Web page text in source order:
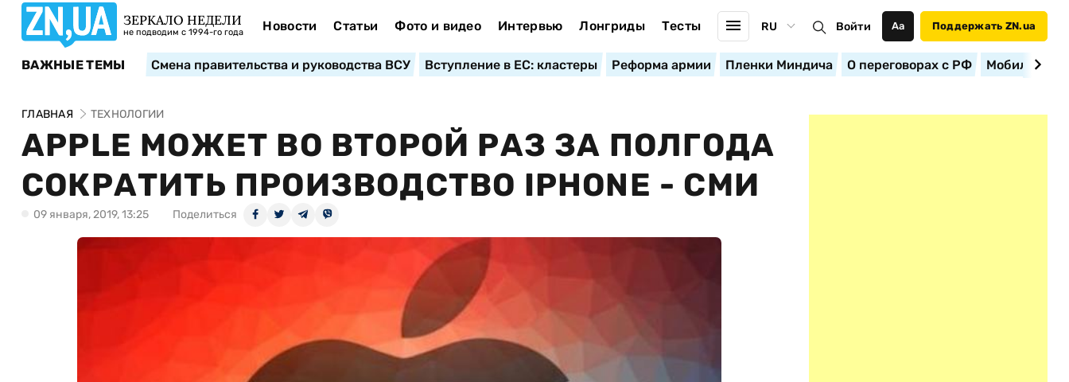
ЗЕРКАЛО НЕДЕЛИ
не подводим с 1994-го года Новости Статьи Фото и видео Интервью Лонгриды Тесты RU Войти Аа Поддержать ZN.ua
ВАЖНЫЕ ТЕМЫ Смена правительства и руководства ВСУ Вступление в ЕС: кластеры Реформа армии Пленки Миндича О переговорах с РФ
ГЛАВНАЯ ТЕХНОЛОГИИ
APPLE МОЖЕТ ВО ВТОРОЙ РАЗ ЗА ПОЛГОДА
СОКРАТИТЬ ПРОИЗВОДСТВО IPHONE - СМИ
09 января, 2019, 13:25 Поделиться